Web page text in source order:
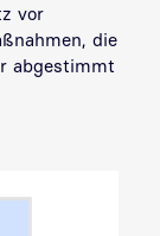
vor
die
abgestimmt